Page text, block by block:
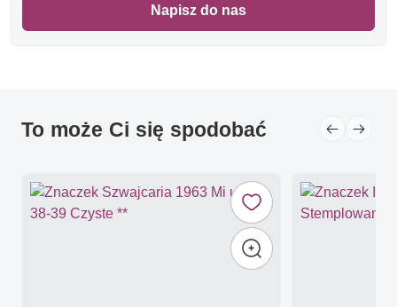
Napisz do nas
To może Ci się spodobać